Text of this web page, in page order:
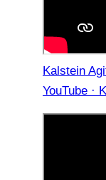
Kalstein
YouTube ·